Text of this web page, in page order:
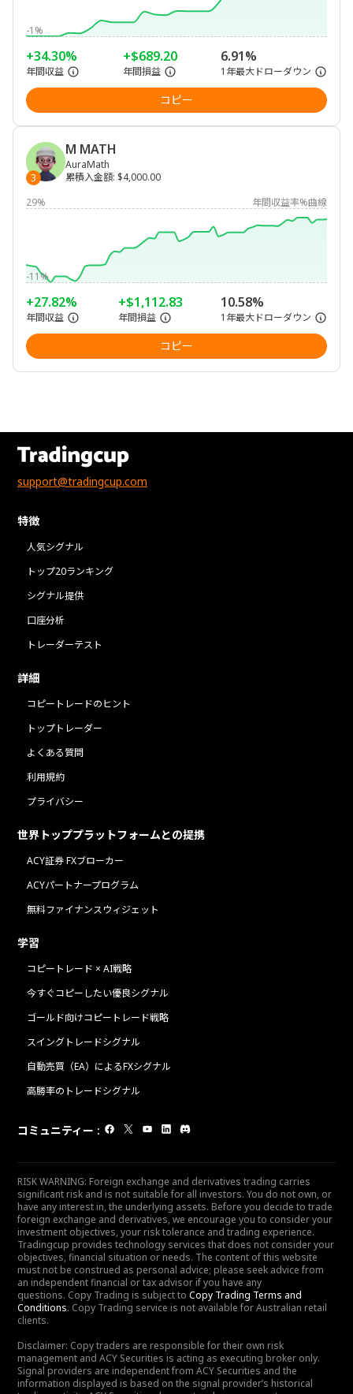
-1%
+34.30%
年間収益
+$689.20
年間損益
6.91%
1年最大ドローダウン
コピー
3
M MATH
AuraMath
累積入金額: $4,000.00
29%
年間収益率%曲線
-11%
+27.82%
年間収益
+$1,112.83
年間損益
10.58%
1年最大ドローダウン
コピー
support@tradingcup.com
特徴
人気シグナル
トップ20ランキング
シグナル提供
口座分析
トレーダーテスト
詳細
コピートレードのヒント
トップトレーダー
よくある質問
利用規約
プライバシー
世界トッププラットフォームとの提携
ACY証券 FXブローカー
ACYパートナープログラム
無料ファイナンスウィジェット
学習
コピートレード × AI戦略
今すぐコピーしたい優良シグナル
ゴールド向けコピートレード戦略
スイングトレードシグナル
自動売買（EA）によるFXシグナル
高勝率のトレードシグナル
コミュニティー :
RISK WARNING: Foreign exchange and derivatives trading carries
significant risk and is not suitable for all investors. You do not own, or
have any interest in, the underlying assets. Before you decide to trade
foreign exchange and derivatives, we encourage you to consider your
investment objectives, your risk tolerance and trading experience.
Tradingcup provides technology services that does not consider your
objectives, financial situation or needs. The content of this website
must not be construed as personal advice; please seek advice from
an independent financial or tax advisor if you have any
questions. Copy Trading is subject to Copy Trading Terms and
Conditions. Copy Trading service is not available for Australian retail
clients.
Disclaimer: Copy traders are responsible for their own risk
management and ACY Securities is acting as executing broker only.
Signal providers are independent from ACY Securities and the
information displayed is based on the signal provider’s historical